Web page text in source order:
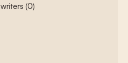
(0)